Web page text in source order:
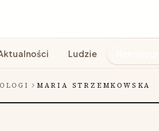
Ludzie
MARIA STRZEMKOWSKA